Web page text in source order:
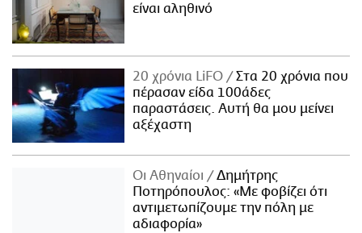
είναι αληθινό
20 χρόνια LiFO
Στα 20 χρόνια που
πέρασαν είδα 100άδες
παραστάσεις. Αυτή θα μου μείνει
αξέχαστη
Οι Αθηναίοι
Δημήτρης
Ποτηρόπουλος: «Με φοβίζει ότι
αντιμετωπίζουμε την πόλη με
αδιαφορία»